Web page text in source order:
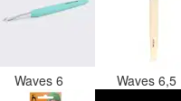
Waves 6 Waves 6,5